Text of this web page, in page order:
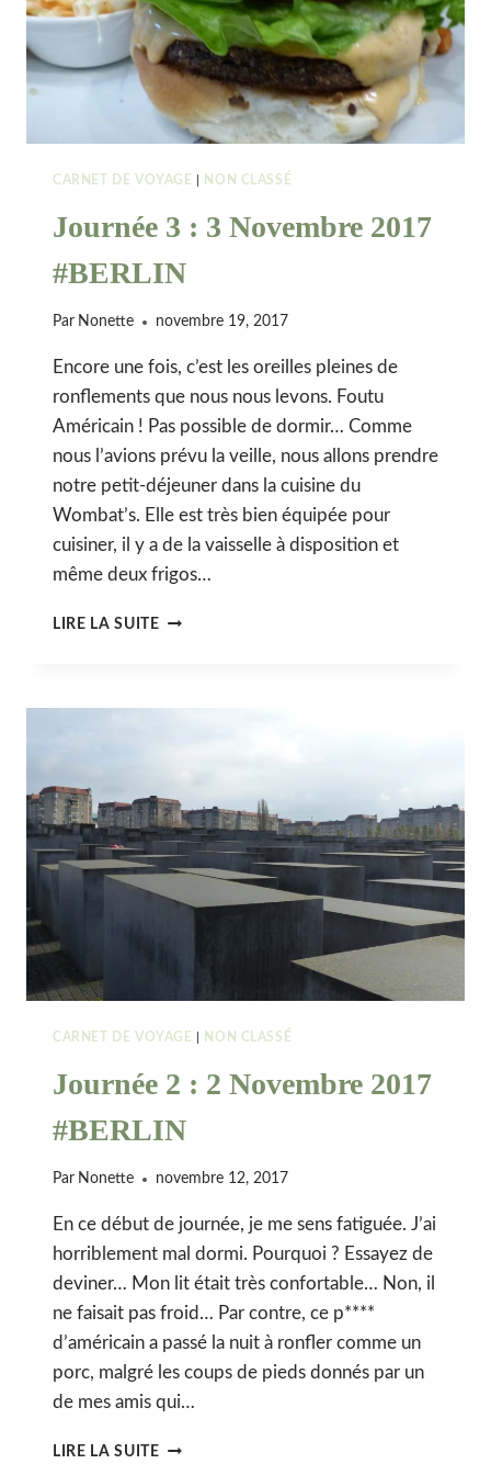
CARNET DE VOYAGE NON CLASSÉ
Journée 3 : 3 Novembre 2017
#BERLIN
Par Nonette novembre 19, 2017
Encore une fois, c’est les oreilles pleines de
ronflements que nous nous levons. Foutu
Américain ! Pas possible de dormir… Comme
nous l’avions prévu la veille, nous allons prendre
notre petit-déjeuner dans la cuisine du
Wombat’s. Elle est très bien équipée pour
cuisiner, il y a de la vaisselle à disposition et
même deux frigos…
LIRE LA SUITEJOURNÉE
NOVEMBRE
CARNET DE VOYAGE NON CLASSÉ
Journée 2 : 2 Novembre 2017
#BERLIN
Par Nonette novembre 12, 2017
En ce début de journée, je me sens fatiguée. J’ai
horriblement mal dormi. Pourquoi ? Essayez de
deviner… Mon lit était très confortable… Non, il
ne faisait pas froid… Par contre, ce p****
d’américain a passé la nuit à ronfler comme un
porc, malgré les coups de pieds donnés par un
de mes amis qui…
LIRE LA SUITEJOURNÉE